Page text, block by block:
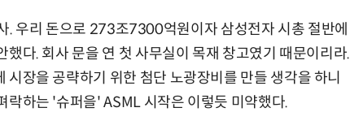
우리 돈으로 273조7300억원이자 삼성전자 시총 절반에
다. 회사 문을 연 첫 사무실이 목재 창고였기 때문이리라.
장을 공략하기 위한 첨단 노광장비를 만들 생각을 하니
락하는 '슈퍼을' ASML 시작은 이렇듯 미약했다.